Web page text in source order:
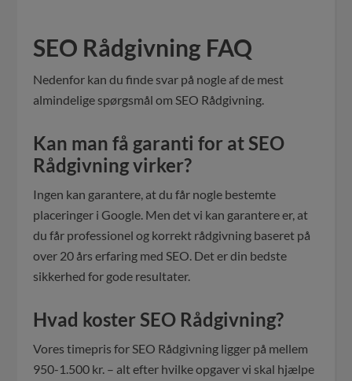
SEO Rådgivning FAQ
Nedenfor kan du finde svar på nogle af de mest
almindelige spørgsmål om SEO Rådgivning.
Kan man få garanti for at SEO
Rådgivning virker?
Ingen kan garantere, at du får nogle bestemte
placeringer i Google. Men det vi kan garantere er, at
du får professionel og korrekt rådgivning baseret på
over 20 års erfaring med SEO. Det er din bedste
sikkerhed for gode resultater.
Hvad koster SEO Rådgivning?
Vores timepris for SEO Rådgivning ligger på mellem
950-1.500 kr. – alt efter hvilke opgaver vi skal hjælpe